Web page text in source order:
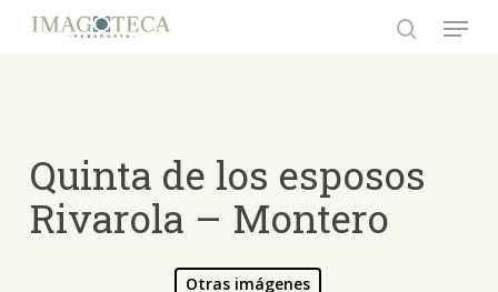
Menu
Quinta de los esposos
Rivarola – Montero
Otras imágenes